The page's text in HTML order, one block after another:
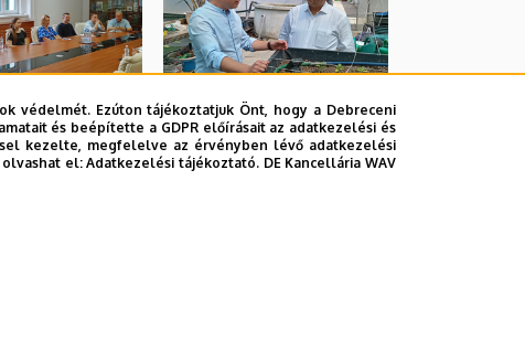
védelmét. Ezúton tájékoztatjuk Önt, hogy a Debreceni
és beépítette a GDPR előírásait az adatkezelési és
kezelte, megfelelve az érvényben lévő adatkezelési
olvashat el:Adatkezelési tájékoztató. DE Kancellária WAV